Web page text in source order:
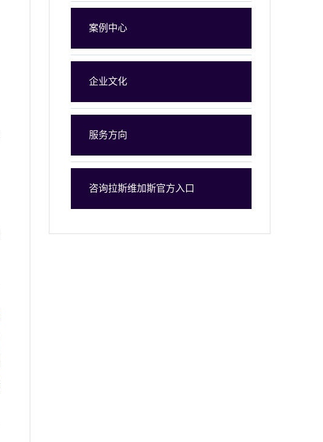
案例中心
企业文化
服务方向
咨询拉斯维加斯官方入口